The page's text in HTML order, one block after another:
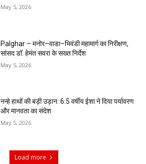
May 5, 2026
Palghar – मनोर–वाडा–भिवंडी महामार्ग का निरीक्षण,
सांसद डॉ. हेमंत सवरा के सख्त निर्देश
May 5, 2026
नन्हे हाथों की बड़ी उड़ान: 6.5 वर्षीय ईशा ने दिया पर्यावरण
और मानवता का संदेश
May 5, 2026
Load more